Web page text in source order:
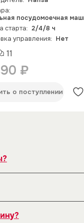
посудомоечная
старта: 2/4/8 ч
управления: Нет
11
₽
о поступлении
засор в